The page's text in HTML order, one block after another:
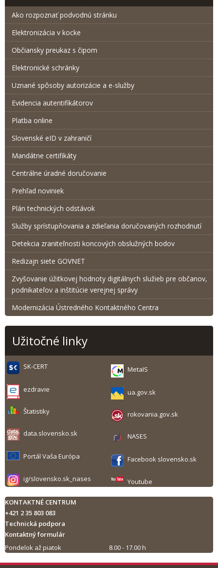
Ako rozpoznať podvodnú stránku
Elektronizácia v kocke
Občiansky preukaz s čipom
Elektronické schránky
Uznané spôsoby autorizácie a e-služby
Evidencia autentifikátorov
Platba online
Slovenské eID v zahraničí
Mandátne certifikáty
Centrálne úradné doručovanie
Prehľad noviniek
Plán technických odstávok
Služby sprístupňovania a zdieľania doručovaných rozhodnutí
Detekcia zraniteľnosti koncových obslužných bodov
Redizajn siete GOVNET
Zvyšovanie úžitkovej hodnoty digitálnych služieb pre občanov,
podnikateľov a inštitúcie verejnej správy
Modernizácia Ústredného Kontaktného Centra
Užitočné linky
SK-CERT MetaIS
ezdravie ua.gov.sk
Štatistiky rokovania.gov.sk
data.slovensko.sk NASES
Portál Vaša Európa Facebook slovensko.sk
ig/slovensko.sk_nases Youtube
KONTAKTNÉ CENTRUM
+421 2 35 803 083
Technická podpora
Kontaktný formulár
Pondelok až piatok
8.00 - 17.00 h
Tlač obsahu